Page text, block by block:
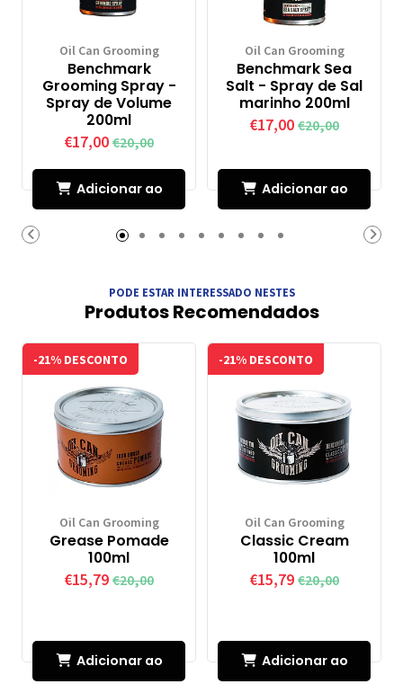
Oil Can Grooming
Benchmark
Grooming Spray -
Spray de Volume
200ml
€17,00 €20,00
Adicionar ao
Carrinho
Oil Can Grooming
Benchmark Sea
Salt - Spray de Sal
marinho 200ml
€17,00 €20,00
Adicionar ao
Carrinho
PODE ESTAR INTERESSADO NESTES
Produtos Recomendados
-21% DESCONTO
Oil Can Grooming
Grease Pomade
100ml
€15,79 €20,00
Adicionar ao
-21% DESCONTO
Oil Can Grooming
Classic Cream
100ml
€15,79 €20,00
Adicionar ao